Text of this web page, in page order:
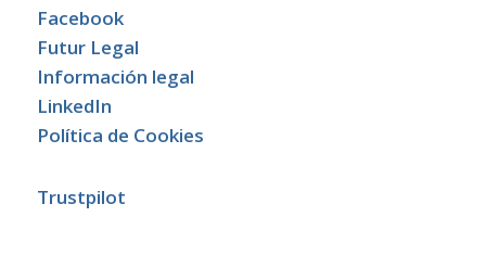
Facebook
Futur Legal
Información legal
LinkedIn
Política de Cookies
Trustpilot